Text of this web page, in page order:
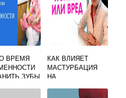
ВРЕМЯ
ЗУБЫ
КАК ВЛИЯЕТ
МАСТУРБАЦИЯ
НА